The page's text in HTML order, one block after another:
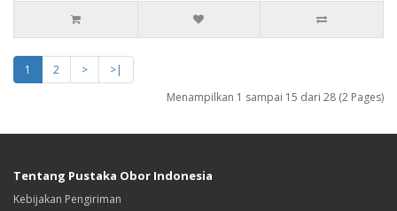
1 2 >
>|
Menampilkan 1 sampai 15 dari 28 (2 Pages)
Tentang Pustaka Obor Indonesia
Kebijakan Pengiriman